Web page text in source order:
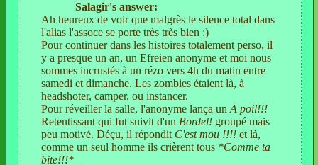
Salagir's answer:
Ah heureux de voir que malgrès le silence total dans
l'alias l'assoce se porte très très bien :)
Pour continuer dans les histoires totalement perso, il
y a presque un an, un Efreien anonyme et moi nous
sommes incrustés à un rézo vers 4h du matin entre
samedi et dimanche. Les zombies étaient là, à
headshoter, camper, ou instancer.
Pour réveiller la salle, l'anonyme lança un A poil!!!
Retentissant qui fut suivit d'un Bordel! groupé mais
peu motivé. Déçu, il répondit C'est mou !!!! et là,
comme un seul homme ils crièrent tous *Comme ta
bite!!!*